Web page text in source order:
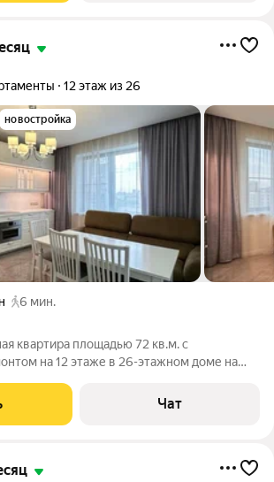
12 этаж из 26
новостройка
6 мин.
квартира площадью 72 кв.м. с
на 12 этаже в 26-этажном доме на
3
Чат